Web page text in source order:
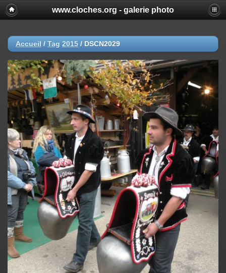
www.cloches.org - galerie photo
Accueil / Tag 2015 / DSCN2029